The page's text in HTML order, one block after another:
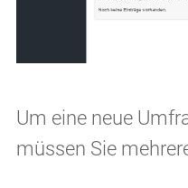
Um eine neue
müssen Sie